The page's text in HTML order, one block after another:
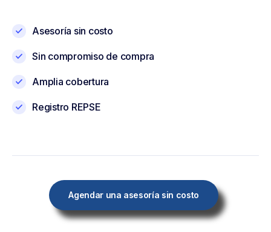
Asesoría sin costo
Sin compromiso de compra
Amplia cobertura
Registro REPSE
Agendar una asesoría sin costo